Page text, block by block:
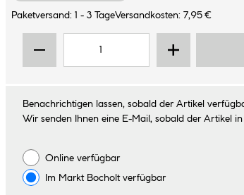
Paketversand: 1 - 3 TageVersandkosten: 7,95 €
Benachrichtigen lassen, sobald der Artikel
Wir senden Ihnen eine E-Mail, sobald der Artikel
Online verfügbar
Im Markt Bocholtverfügbar